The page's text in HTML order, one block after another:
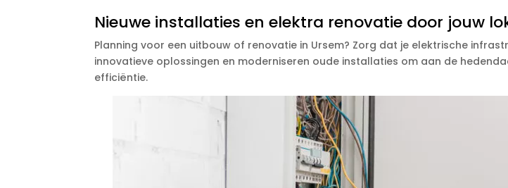
Nieuwe installaties en elektra renovatie door jouw
Planning voor een uitbouw of renovatie in Ursem? Zorg dat je elektrische
innovatieve oplossingen en moderniseren oude installaties om aan de
efficiëntie.